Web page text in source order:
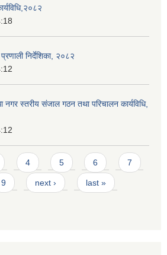
निर्देशिका, २०८२
स्तरीय संजाल गठन तथा परिचालन कार्यविधि,
4 5 6 7
9 next › last »